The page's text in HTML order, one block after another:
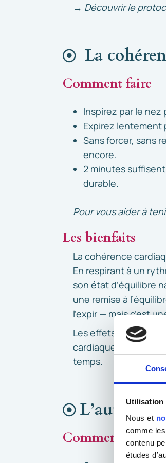
Utilisation
Nous et
comme
contenu
études
→ Découvrir le
La
Comment faire
Inspirez par le
Expirez lentement
Sans forcer, sans
encore.
2 minutes
durable.
Pour vous aider à
Les bienfaits
La cohérence
En respirant à un
son état d’équilibre
une remise à
l’expir — mais c’est
Les effets sont
cardiaque. Avec une
temps.
L’auto-
Comment faire